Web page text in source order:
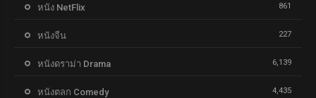
หนัง NetFlix 861
หนังจีน 227
หนังดราม่า Drama 6,139
หนังตลก Comedy 4,435